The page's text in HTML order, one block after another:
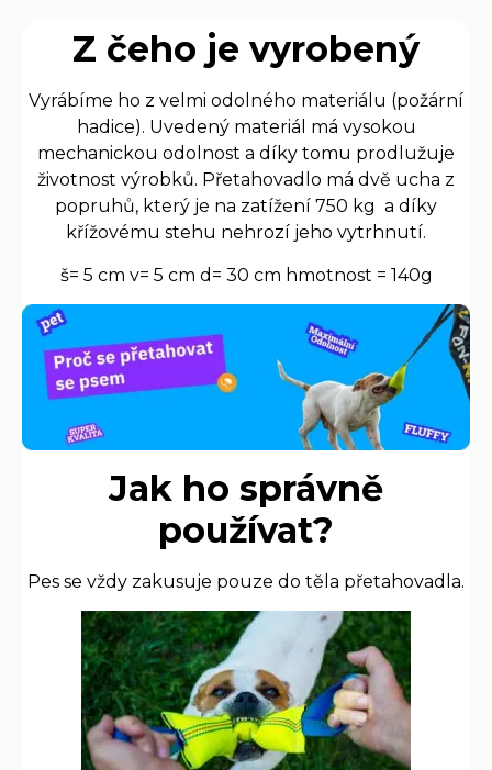
Z čeho je vyrobený
Vyrábíme ho z velmi odolného materiálu (požární
hadice). Uvedený materiál má vysokou
mechanickou odolnost a díky tomu prodlužuje
životnost výrobků. Přetahovadlo má dvě ucha z
popruhů, který je na zatížení 750 kg a díky
křížovému stehu nehrozí jeho vytrhnutí.
š= 5 cm v= 5 cm d= 30 cm hmotnost = 140g
Jak ho správně
používat?
Pes se vždy zakusuje pouze do těla přetahovadla.